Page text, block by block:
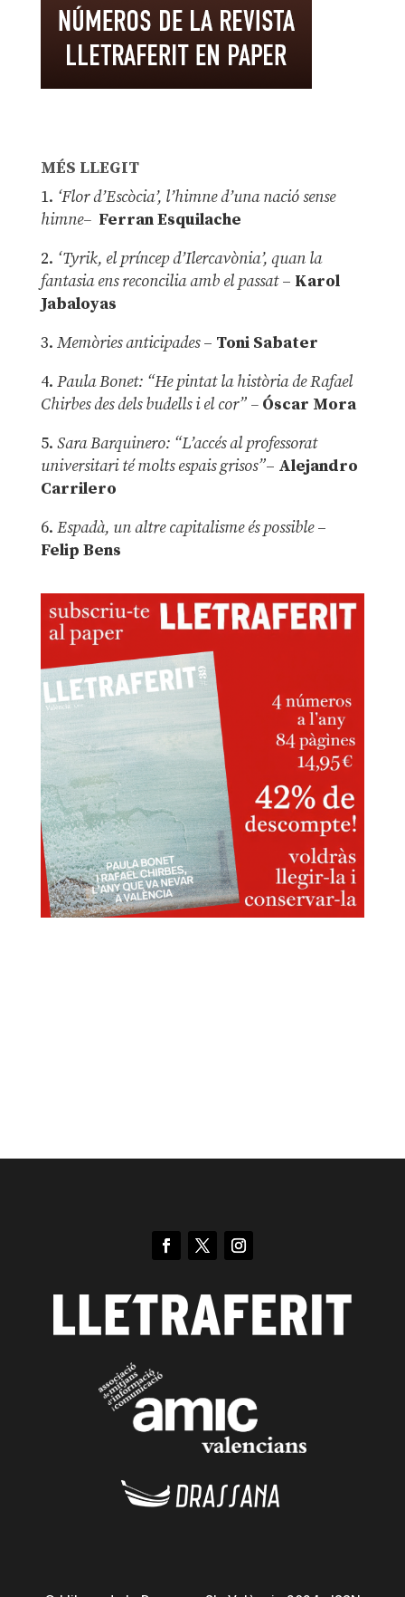
MÉS LLEGIT
1. ‘Flor d’Escòcia’, l’himne d’una nació sense
himne– Ferran Esquilache
2. ‘Tyrik, el príncep d’Ilercavònia’, quan la
fantasia ens reconcilia amb el passat– Karol
Jabaloyas
3. Memòries anticipades– Toni Sabater
4. Paula Bonet: “He pintat la història de Rafael
Chirbes des dels budells i el cor” –Óscar Mora
5. Sara Barquinero: “L’accés al professorat
universitari té molts espais grisos”– Alejandro
Carrilero
6. Espadà, un altre capitalisme és possible –
Felip Bens